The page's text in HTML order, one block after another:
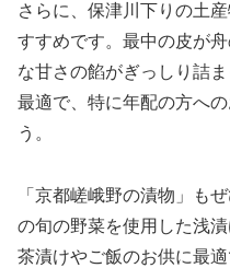
さらに、保津川下りの土
すすめです。最中の皮が
な甘さの餡がぎっしり詰
最適で、特に年配の方へ
う。
「京都嵯峨野の漬物」も
の旬の野菜を使用した浅
茶漬けやご飯のお供に最